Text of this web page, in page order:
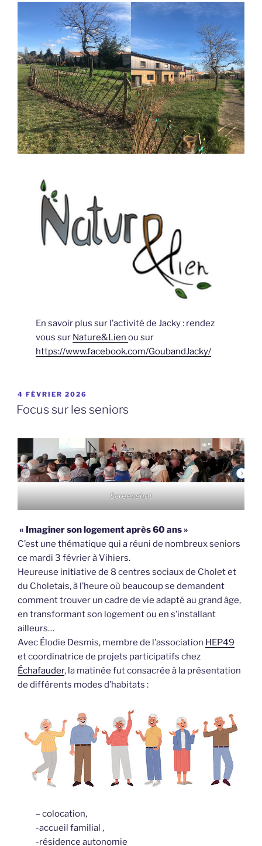
En savoir plus sur l’activité de Jacky : rendez
vous sur Nature&Lienou sur
https://www.facebook.com/GoubandJacky/
PUBLIÉ
LE
4 FÉVRIER 2026
Focus sur les seniors
Screenshot
« Imaginer son logement après 60 ans »
C’est une thématique qui a réuni de nombreux seniors
ce mardi 3 février à Vihiers.
Heureuse initiative de 8 centres sociaux de Cholet et
du Choletais, à l’heure où beaucoup se demandent
comment trouver un cadre de vie adapté au grand âge,
en transformant son logement ou en s’installant
ailleurs…
Avec Élodie Desmis, membre de l’association HEP49
et coordinatrice de projets participatifs chez
Échafauder, la matinée fut consacrée à la présentation
de différents modes d’habitats :
– colocation,
-accueil familial ,
-résidence autonomie